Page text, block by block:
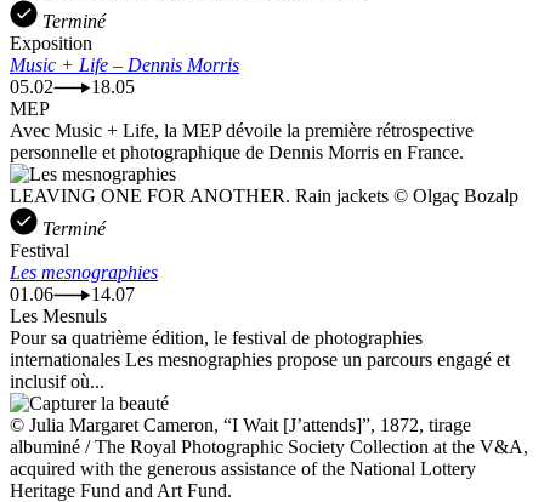
Terminé
Exposition
Music + Life – Dennis Morris
05.02
18.05
MEP
Avec Music + Life, la MEP dévoile la première rétrospective
personnelle et photographique de Dennis Morris en France.
LEAVING ONE FOR ANOTHER. Rain jackets © Olgaç Bozalp
Terminé
Festival
Les mesnographies
01.06
14.07
Les Mesnuls
Pour sa quatrième édition, le festival de photographies
internationales Les mesnographies propose un parcours engagé et
inclusif où...
© Julia Margaret Cameron, “I Wait [J’attends]”, 1872, tirage
albuminé / The Royal Photographic Society Collection at the V&A,
acquired with the generous assistance of the National Lottery
Heritage Fund and Art Fund.